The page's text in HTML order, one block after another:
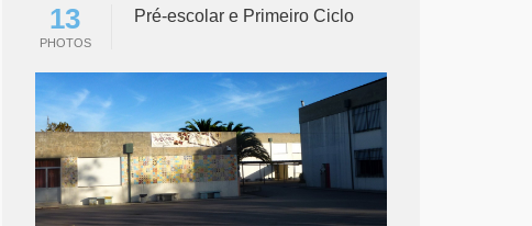
13
PHOTOS
Pré-escolar e Primeiro Ciclo